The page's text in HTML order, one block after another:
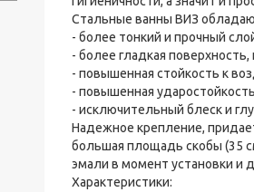
Стальные ванны ВИЗ
- более тонкий и прочный
- более гладкая
- повышенная стойкость к
- повышенная
- исключительный блеск и
Надежное крепление,
большая площадь скобы (35
эмали в момент установки и
Характеристики: